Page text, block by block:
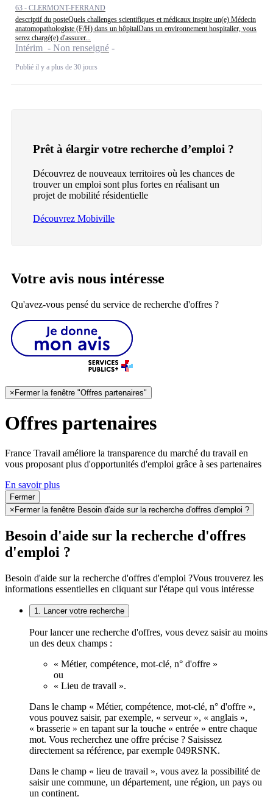
63 - CLERMONT-FERRAND
descriptif du posteQuels challenges scientifiques et médicaux inspire un(e) Médecin
anatomopathologiste (F/H) dans un hôpitalDans un environnement hospitalier, vous
serez chargé(e) d'assurer...
Intérim - Non renseigné
Publié il y a plus de 30 jours
Prêt à élargir votre recherche d’emploi ?
Découvrez de nouveaux territoires où les chances de
trouver un emploi sont plus fortes en réalisant un
projet de mobilité résidentielle
Découvrez Mobiville
Votre avis nous intéresse
Qu'avez-vous pensé du service de recherche d'offres ?
×Fermer la fenêtre "Offres partenaires"
Offres partenaires
France Travail améliore la transparence du marché du travail en
vous proposant plus d'opportunités d'emploi grâce à ses partenaires
En savoir plus
Fermer
×Fermer la fenêtre Besoin d'aide sur la recherche d'offres d'emploi ?
Besoin d'aide sur la recherche d'offres
d'emploi ?
Besoin d'aide sur la recherche d'offres d'emploi ?Vous trouverez les
informations essentielles en cliquant sur l'étape qui vous intéresse
1. Lancer votre recherche
Pour lancer une recherche d'offres, vous devez saisir au moins
un des deux champs :
« Métier, compétence, mot-clé, n° d'offre »
ou
« Lieu de travail ».
Dans le champ « Métier, compétence, mot-clé, n° d'offre »,
vous pouvez saisir, par exemple, « serveur », « anglais »,
« brasserie » en tapant sur la touche « entrée » entre chaque
mot. Vous recherchez une offre précise ? Saisissez
directement sa référence, par exemple 049RSNK.
Dans le champ « lieu de travail », vous avez la possibilité de
saisir une commune, un département, une région, un pays ou
un continent.